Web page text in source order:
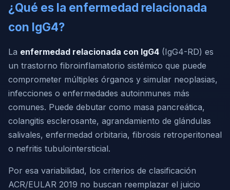
¿Qué es la enfermedad relacionada
con IgG4?
La enfermedad relacionada con IgG4 (IgG4-RD) es
un trastorno fibroinflamatorio sistémico que puede
comprometer múltiples órganos y simular neoplasias,
infecciones o enfermedades autoinmunes más
comunes. Puede debutar como masa pancreática,
colangitis esclerosante, agrandamiento de glándulas
salivales, enfermedad orbitaria, fibrosis retroperitoneal
o nefritis tubulointersticial.
Por esa variabilidad, los criterios de clasificación
ACR/EULAR 2019 no buscan reemplazar el juicio